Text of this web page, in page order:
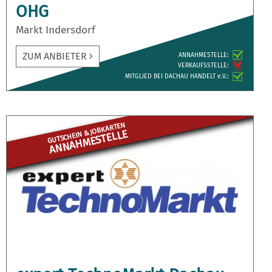
OHG
Markt Indersdorf
ZUM ANBIETER
ANNAH­MESTELLE:
VERKAUFS­STELLE:
MITGLIED BEI DACHAU HANDELT e.V.:
GUTSCHEIN & JOBKARTEN
ANNAHME­STELLE